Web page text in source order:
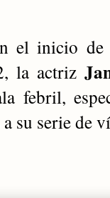
el inicio
la actriz
febril,
su serie de